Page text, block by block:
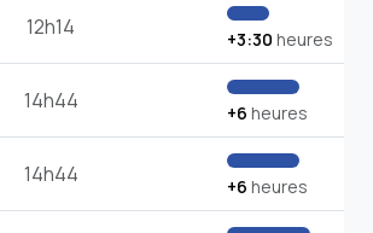
12h14 +3:30 heures
14h44 +6 heures
14h44 +6 heures